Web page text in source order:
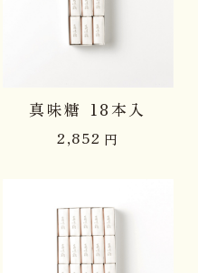
真味糖 18本入
2,852 円